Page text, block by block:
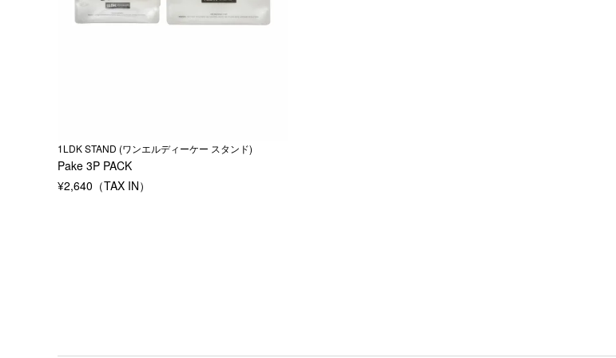
1LDK STAND (ワンエルディーケー スタンド)
Pake 3P PACK
¥2,640